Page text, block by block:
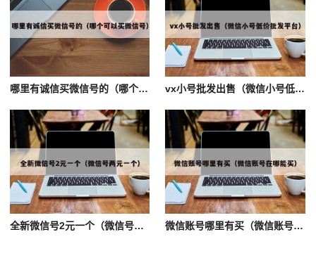
哪里有诚信买微信号的（哪个可以买微信号） vx小号批发出售（微信小号低价批发平台）
全新微信号2元一个（微信号两元一个） 微信账号哪里有买（微信账号在哪能买）